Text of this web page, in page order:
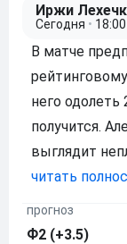
Иржи
Сегодня • 18:00
В матче
него одолеть
получится.
выглядит
своем
только в
не слишком
читать
прогноз
Ф2 (+3.5)